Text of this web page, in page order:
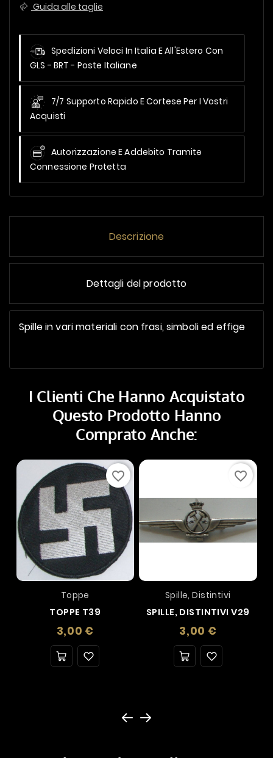
Guida alle taglie
Spedizioni Veloci In Italia E All'Estero Con
GLS - BRT - Poste Italiane
7/7 Supporto Rapido E Cortese Per I Vostri
Acquisti
Autorizzazione E Addebito Tramite
Connessione Protetta
Descrizione
Dettagli del prodotto
Spille in vari materiali con frasi, simboli ed effige
I Clienti Che Hanno Acquistato
Questo Prodotto Hanno
Comprato Anche:
Toppe
TOPPE T39
3,00 €Prezzo
favorite_border
Spille, Distintivi
SPILLE, DISTINTIVI V29
3,00 €Prezzo
favorite_border